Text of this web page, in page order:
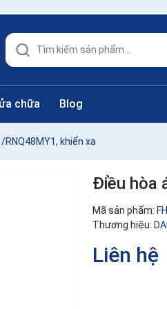
chữa Blog
khiển xa
Điều hòa
Mã sản phẩm:
Thương hiệu:
Liên hệ